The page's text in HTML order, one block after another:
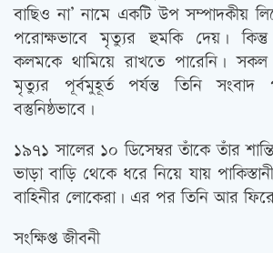
বাছিও না’ নামে একটি উপ সম্পাদকীয়
পরোক্ষভাবে মৃত্যুর হুমকি দেয়।
কলমকে থামিয়ে রাখতে পারেনি। সকল
মৃত্যুর পূর্বমুহূর্ত পর্যন্ত তিনি সংবাদ
বস্তুনিষ্ঠভাবে।
১৯৭১ সালের ১০ ডিসেম্বর তাঁকে তাঁর
ভাড়া বাড়ি থেকে ধরে নিয়ে যায়
বাহিনীর লোকেরা। এর পর তিনি আর
সংক্ষিপ্ত জীবনী